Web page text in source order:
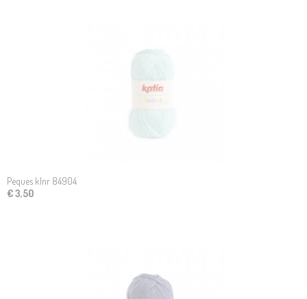
Peques klnr 84904
€ 3,50